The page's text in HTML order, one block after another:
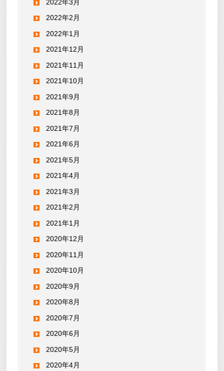
2022年3月
2022年2月
2022年1月
2021年12月
2021年11月
2021年10月
2021年9月
2021年8月
2021年7月
2021年6月
2021年5月
2021年4月
2021年3月
2021年2月
2021年1月
2020年12月
2020年11月
2020年10月
2020年9月
2020年8月
2020年7月
2020年6月
2020年5月
2020年4月